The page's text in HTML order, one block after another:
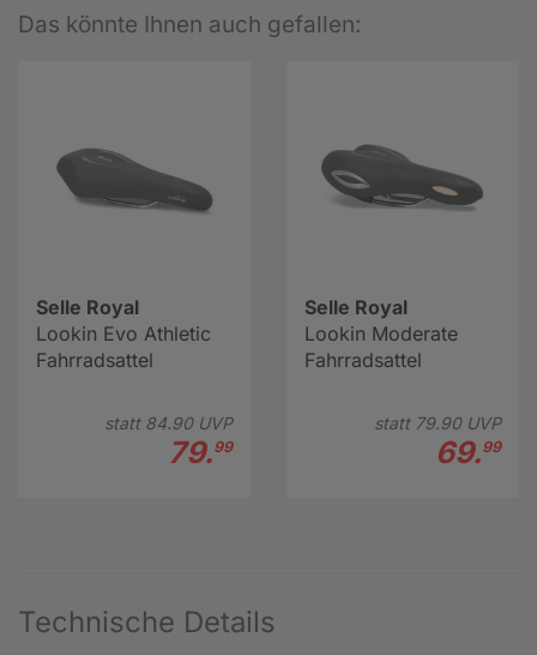
Das könnte Ihnen auch gefallen:
Selle Royal
Lookin Evo Athletic
Fahrradsattel
statt 84.90UVP
79.99
Selle Royal
Lookin Moderate
Fahrradsattel
statt 79.90UVP
69.99
Technische Details